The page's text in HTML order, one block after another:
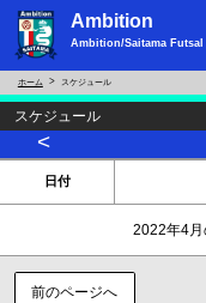
Ambition
Ambition/Saitama Futsal
ホーム スケジュール
スケジュール
<
日付
2022年4月
前のページへ